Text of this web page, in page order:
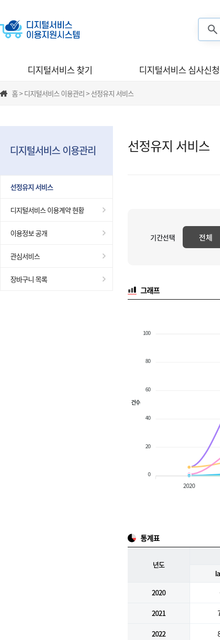
디지털서비스 찾기 디지털서비스 심사신청
홈 > 디지털서비스 이용관리 > 선정유지 서비스
디지털서비스 이용관리
선정유지 서비스
디지털서비스 이용계약 현황
이용정보 공개
관심서비스
장바구니 목록
선정유지 서비스
기간선택 전체
그래프
100
80
60
40
20
0
건수
2020
통계표
년도
2020
2021
2022